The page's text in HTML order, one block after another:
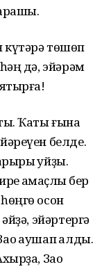
төшөп
дә, эйәрәм
Ҡаты ғына
белде.
ҡуйҙы.
ҡаҡмаҫлыҡ бер
осон
эйәртергә
ҡаушап ҡалды.
Зао